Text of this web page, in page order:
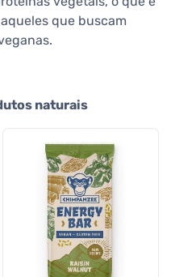
que buscam
naturais